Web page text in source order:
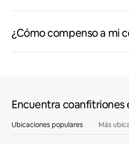
¿Cómo compenso a mi
Encuentra coanfitriones
Ubicaciones populares Más